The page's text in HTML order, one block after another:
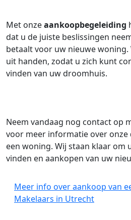
Met onzeaankoopbegeleiding
dat u de juiste beslissingen
betaalt voor uw nieuwe
uit handen, zodat u zich kunt
vinden van uw droomhuis.
Neem vandaag nog contact op
voor meer informatie over onze
een woning. Wij staan klaar om
vinden en aankopen van uw
Meer info over aankoop van
Makelaars in Utrecht